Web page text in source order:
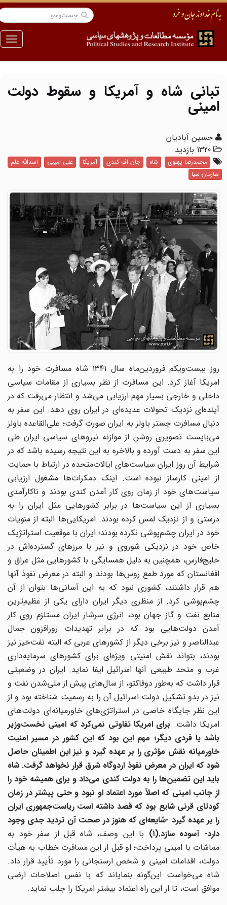
منو
تبانی شاه و آمریکا و سقوط دولت
امینی
حسین آبادیان
1320 بازدید
محمدرضا پهلوی شاه جان اف کندی آمریکا علی امینی
اسدالله علم
سازمان سیا
روز بیست‌ویکم فروردین‌ماه سال ۱۳۴۱ شاه مسافرت خود را به
امریکا آغاز کرد. این مسافرت از نظر بسیاری از مقامات سیاسی
داخلی و خارجی بسیار مهم ارزیابی می‌شد و انتظار می‌رفت که در
آینده‌ای نزدیک تحولات عدیده‌ای در ایران روی دهد. این سفر به
دنبال مسافرت چستر باولز به ایران صورت گرفت؛ علی‌القاعده باولز
می‌بایست تصویری روشن از موازنه نیروهای سیاسی ایران طی
این سفر به دست آورده و بالاخره به این نتیجه رسیده باشد که در
شرایط آن روز ایران سیاست‌های ایالات‌متحده در ارتباط با حمایت
از امینی کارساز نبوده است. اینک دمکرات‌ها مشغول ارزیابی
سیاست‌های خود از زمان روی کار آمدن کندی بودند و ناکارآمدی
بسیاری از این سیاست‌ها در برابر کشورهایی مثل ایران را به
درستی و از نزدیک لمس کرده بودند. امریکایی‌ها البته از منویات
خود در ایران چشم‌پوشی نکرده بودند؛ ایران با موقعیت استراتژیک
خاص خود در نزدیکی شوروی و نیز با مرزهای گسترده‌اش در
خلیج‌فارس، همچنین به دلیل همسایگی با کشورهایی مثل عراق و
افغانستان که مورد طمع روس‌ها بودند و البته در معرض نفوذ آنها
هم قرار داشتند، کشوری نبود که به این آسانی‌ها بتوان از آن
چشم‌پوشی کرد. از منظری دیگر ایران دارای یکی از عظیم‌ترین
منابع نفت و گاز جهان بود، انرژی سرشار ایران مستلزم روی کار
آمدن دولت‌هایی بود که در برابر تهدیدات روزافزون جمال
عبدالناصر و نیز برخی دیگر از کشورهای عربی که البته نفت‌خیز نیز
بودند، بتواند نقش امنیتی ویژه‌ای برای کشورهای سرمایه‌داری
غرب و متحد طبیعی آنها اسرائیل ایفا نماید. ایران در وضعیتی
قرار داشت که به‌طور دوفاکتو، از سال‌های پیش از ملی‌شدن نفت و
نیز در بدو تشکیل دولت اسرائیل آن را به رسمیت شناخته بود و از
این نظر جایگاه خاصی در استراتژی‌های خاورمیانه‌ای دولت‌های
امریکا داشت.برای امریکا تفاوتی نمی‌کرد که امینی نخست‌وزیر
باشد یا فردی دیگر؛ مهم این بود که این کشور در مسیر امنیت
خاورمیانه نقش مؤثری را بر عهده گیرد و نیز این اطمینان حاصل
شود که ایران در معرض نفوذ اردوگاه شرق قرار نخواهد گرفت. شاه
باید این تضمین‌ها را به دولت کندی می‌داد و برای همیشه خود را
از جانب امینی که اصلاً مورد اعتماد او نبود و حتی پیشتر در زمان
کودتای قرنی شایع بود که قصد داشته است ریاست‌جمهوری ایران
را بر عهده گیرد -شایعه‌ای که هنوز در صحت آن تردید جدی وجود
دارد- آسوده سازد.(۱) با این وصف، شاه قبل از سفر خود به
مماشات با امینی پرداخت؛ او قبل از این مسافرت خطاب به هیأت
دولت، اقدامات امینی و شخص ارسنجانی را مورد تأیید قرار داد.
شاه می‌خواست این‌گونه بنمایاند که با نفس اصلاحات ارضی
موافق است، تا از این راه اعتماد بیشتر امریکا را جلب نماید.